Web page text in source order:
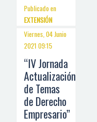
Publicado en
EXTENSIÓN
Viernes, 04 Junio
2021 09:15
“IV Jornada
Actualización
de Temas
de Derecho
Empresario”